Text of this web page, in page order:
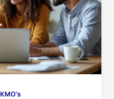
KMO's